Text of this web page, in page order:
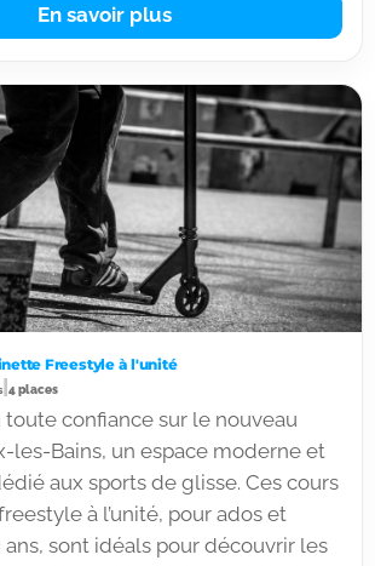
En savoir plus
Freestyle à l'unité
| 4 places
toute confiance sur le nouveau
les-Bains, un espace moderne et
aux sports de glisse. Ces cours
à l’unité, pour ados et
ans, sont idéals pour découvrir les